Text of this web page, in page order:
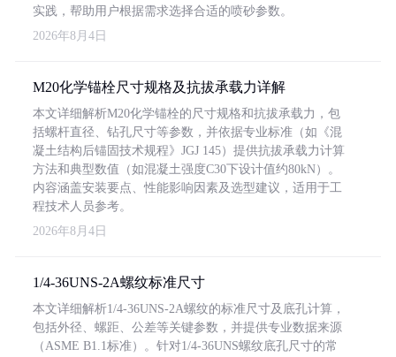
实践，帮助用户根据需求选择合适的喷砂参数。
2026年8月4日
M20化学锚栓尺寸规格及抗拔承载力详解
本文详细解析M20化学锚栓的尺寸规格和抗拔承载力，包
括螺杆直径、钻孔尺寸等参数，并依据专业标准（如《混
凝土结构后锚固技术规程》JGJ 145）提供抗拔承载力计算
方法和典型数值（如混凝土强度C30下设计值约80kN）。
内容涵盖安装要点、性能影响因素及选型建议，适用于工
程技术人员参考。
2026年8月4日
1/4-36UNS-2A螺纹标准尺寸
本文详细解析1/4-36UNS-2A螺纹的标准尺寸及底孔计算，
包括外径、螺距、公差等关键参数，并提供专业数据来源
（ASME B1.1标准）。针对1/4-36UNS螺纹底孔尺寸的常